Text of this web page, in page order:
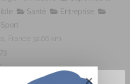
Santé
Entreprise
Sport
France
32.66 km
sonotherapie.fr